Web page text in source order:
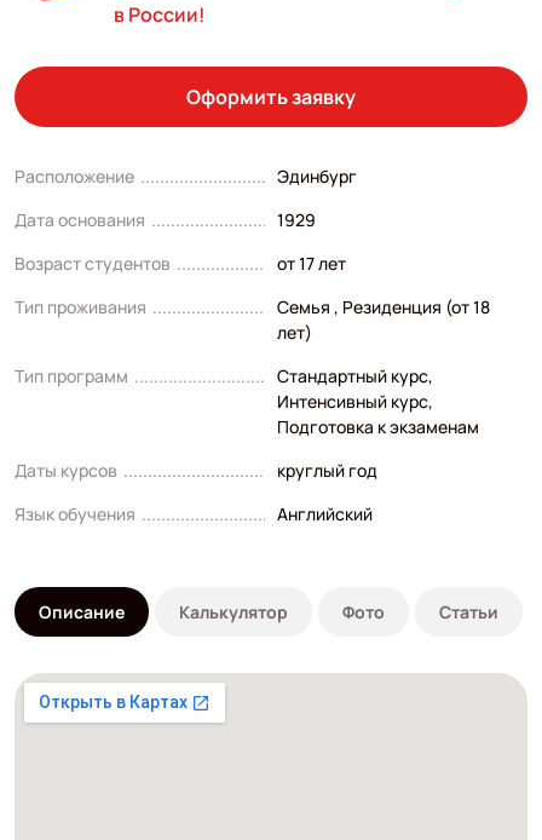
в России!
Оформить заявку
Расположение
Эдинбург
Дата основания
1929
Возраст студентов
от 17 лет
Тип проживания
Семья , Резиденция (от 18
лет)
Тип программ
Стандартный курс,
Интенсивный курс,
Подготовка к экзаменам
Даты курсов
круглый год
Язык обучения
Английский
Описание Калькулятор Фото Статьи